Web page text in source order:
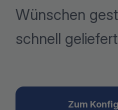
Wünschen
schnell
Zum